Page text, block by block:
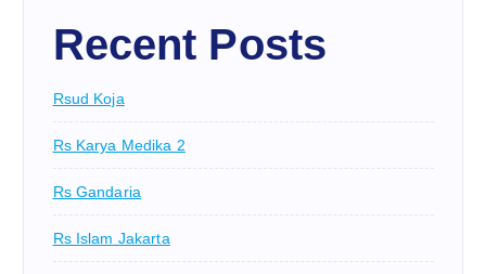
Recent Posts
Rsud Koja
Rs Karya Medika 2
Rs Gandaria
Rs Islam Jakarta